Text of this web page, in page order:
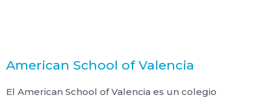
American School of Valencia
El American School of Valencia es un colegio